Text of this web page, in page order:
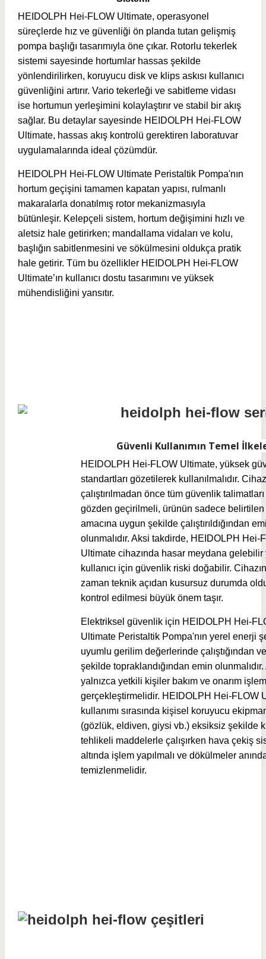
HEIDOLPH Hei-FLOW Ultimate, operasyonel
süreçlerde hız ve güvenliği ön planda tutan gelişmiş
pompa başlığı tasarımıyla öne çıkar. Rotorlu tekerlek
sistemi sayesinde hortumlar hassas şekilde
yönlendirilirken, koruyucu disk ve klips askısı kullanıcı
güvenliğini artırır. Vario tekerleği ve sabitleme vidası
ise hortumun yerleşimini kolaylaştırır ve stabil bir akış
sağlar. Bu detaylar sayesinde HEIDOLPH Hei-FLOW
Ultimate, hassas akış kontrolü gerektiren laboratuvar
uygulamalarında ideal çözümdür.
HEIDOLPH Hei-FLOW Ultimate Peristaltik Pompa'nın
hortum geçişini tamamen kapatan yapısı, rulmanlı
makaralarla donatılmış rotor mekanizmasıyla
bütünleşir. Kelepçeli sistem, hortum değişimini hızlı ve
aletsiz hale getirirken; mandallama vidaları ve kolu,
başlığın sabitlenmesini ve sökülmesini oldukça pratik
hale getirir. Tüm bu özellikler HEIDOLPH Hei-FLOW
Ultimate’ın kullanıcı dostu tasarımını ve yüksek
mühendisliğini yansıtır.
Güvenli Kullanımın Temel
HEIDOLPH Hei-FLOW Ultimate, yüksek
standartları gözetilerek kullanılmalıdır. Cihaz
çalıştırılmadan önce tüm güvenlik
gözden geçirilmeli, ürünün sadece belirtilen
amacına uygun şekilde çalıştırıldığından
olunmalıdır. Aksi takdirde, HEIDOLPH Hei-
Ultimate cihazında hasar meydana gelebilir
kullanıcı için güvenlik riski doğabilir.
zaman teknik açıdan kusursuz durumda
kontrol edilmesi büyük önem taşır.
Elektriksel güvenlik için HEIDOLPH Hei-
Ultimate Peristaltik Pompa'nın yerel enerji
uyumlu gerilim değerlerinde çalıştığından
şekilde topraklandığından emin olunmalıdır.
yalnızca yetkili kişiler bakım ve onarım
gerçekleştirmelidir. HEIDOLPH Hei-FLOW
kullanımı sırasında kişisel koruyucu
(gözlük, eldiven, giysi vb.) eksiksiz şekilde
tehlikeli maddelerle çalışırken hava çekiş
altında işlem yapılmalı ve dökülmeler
temizlenmelidir.